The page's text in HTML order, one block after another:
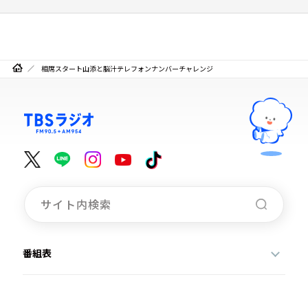
相席スタート山添と脳汁テレフォンナンバーチャレンジ
番組表